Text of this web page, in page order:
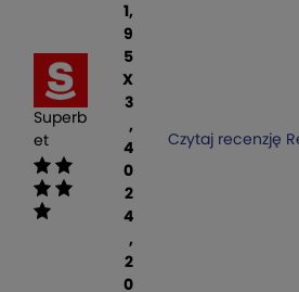
Superb
et
1,
9
5
X
3
,
4
0
2
4
,
2
0
Czytaj recenzję